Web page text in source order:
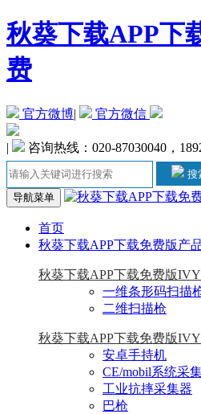
秋葵下载APP下
费
官方微博| 官方微信
| 咨询热线：020-87030040
搜
导航菜单
首页
秋葵下载APP下载免费版产
秋葵下载APP下载免费版
一维条形码扫描
二维扫描枪
秋葵下载APP下载免费版
安卓手持机
CE/mobil系统采
工业抗摔采集器
巴枪